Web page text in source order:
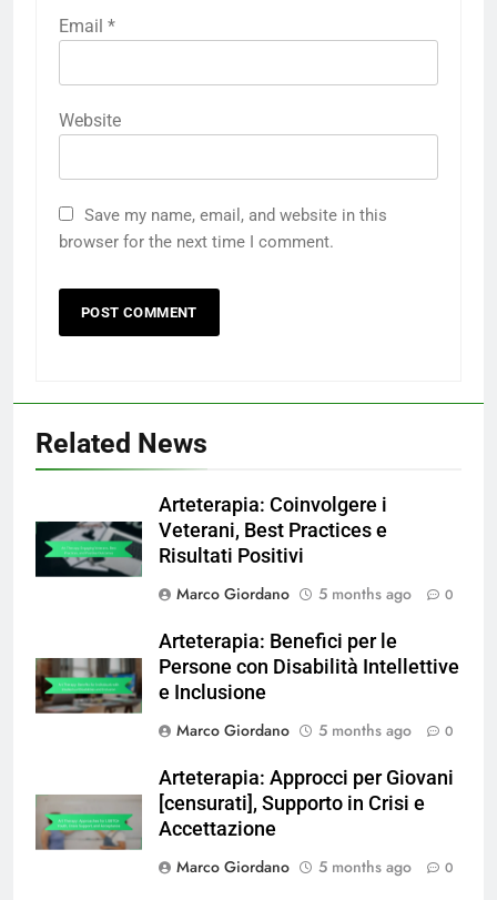
Email *
Website
Save my name, email, and website in this
browser for the next time I comment.
Related News
Arteterapia: Coinvolgere i
Veterani, Best Practices e
Risultati Positivi
Marco Giordano
5 months ago 0
Arteterapia: Benefici per le
Persone con Disabilità Intellettive
e Inclusione
Marco Giordano
5 months ago 0
Arteterapia: Approcci per Giovani
[censurati], Supporto in Crisi e
Accettazione
Marco Giordano
5 months ago 0